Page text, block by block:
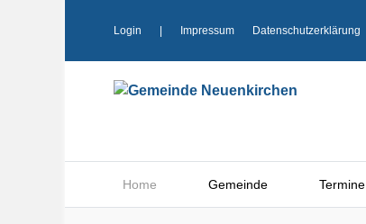
Login Impressum Datenschutzerklärung
Home Gemeinde Termine